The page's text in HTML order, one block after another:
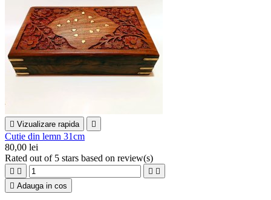
 Vizualizare rapida 
Cutie din lemn 31cm
80,00 lei
Rated out of 5 stars based on review(s)
   
 Adauga in cos